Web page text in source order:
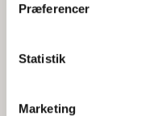
Præferencer
Statistik
Marketing
Hvem er CEPOS